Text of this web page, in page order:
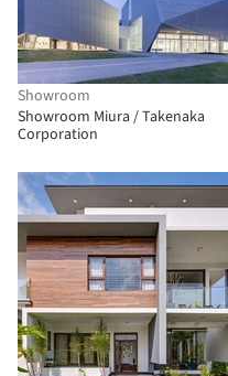
Showroom
Showroom Miura / Takenaka
Corporation